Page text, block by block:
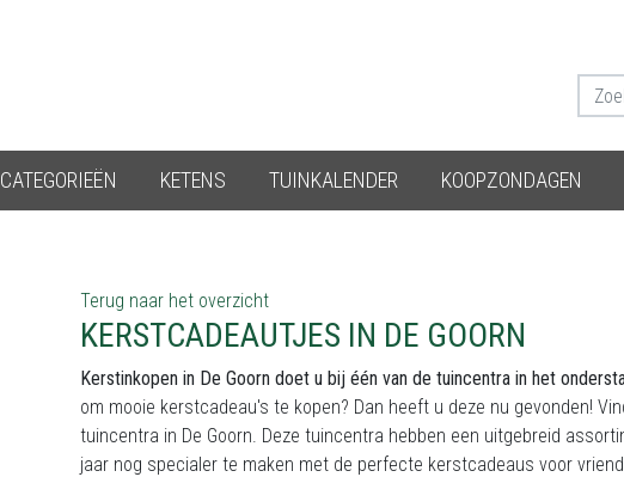
CATEGORIEËN KETENS TUINKALENDER KOOPZONDAGEN
Terug naar het overzicht
KERSTCADEAUTJES IN DE GOORN
Kerstinkopen in De Goorn doet u bij één van de tuincentra in het
om mooie kerstcadeau's te kopen? Dan heeft u deze nu gevonden!
tuincentra in De Goorn. Deze tuincentra hebben een uitgebreid
jaar nog specialer te maken met de perfecte kerstcadeaus voor